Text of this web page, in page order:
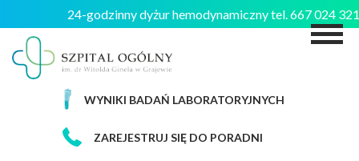
24-godzinny dyżur hemodynamiczny tel. 667 024
WYNIKI BADAŃ LABORATORYJNYCH
ZAREJESTRUJ SIĘ DO PORADNI